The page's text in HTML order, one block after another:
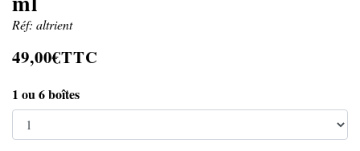
Réf: altrient
49,00€TTC
1 ou 6 boîtes